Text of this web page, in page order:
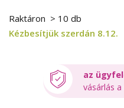
Raktáron > 10 db
Kézbesítjük szerdán 8.12.
az
vásárlás a